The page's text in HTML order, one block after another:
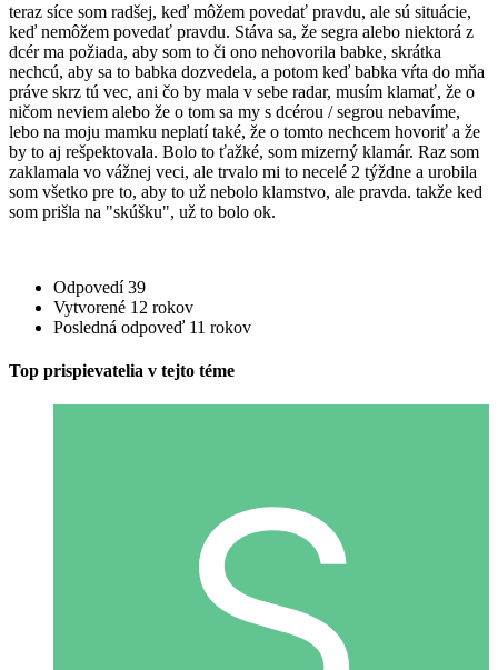
teraz síce som radšej, keď môžem povedať pravdu, ale sú situácie,
keď nemôžem povedať pravdu. Stáva sa, že segra alebo niektorá z
dcér ma požiada, aby som to či ono nehovorila babke, skrátka
nechcú, aby sa to babka dozvedela, a potom keď babka vŕta do mňa
práve skrz tú vec, ani čo by mala v sebe radar, musím klamať, že o
ničom neviem alebo že o tom sa my s dcérou / segrou nebavíme,
lebo na moju mamku neplatí také, že o tomto nechcem hovoriť a že
by to aj rešpektovala. Bolo to ťažké, som mizerný klamár. Raz som
zaklamala vo vážnej veci, ale trvalo mi to necelé 2 týždne a urobila
som všetko pre to, aby to už nebolo klamstvo, ale pravda. takže ked
som prišla na "skúšku", už to bolo ok.
Odpovedí 39
Vytvorené 12 rokov
Posledná odpoveď 11 rokov
Top prispievatelia v tejto téme